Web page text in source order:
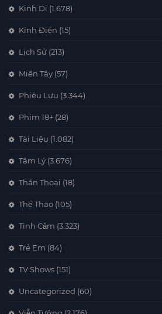
Kinh Dị (1.678)
Kinh Điển (15)
Lịch Sử (213)
Miền Tây (57)
Phiêu Lưu (3.344)
Phim 18+ (28)
Tài Liệu (1.082)
Tâm Lý (3.676)
Thần Thoại (18)
Thể Thao (105)
Tình Cảm (3.323)
Trẻ Em (84)
TV Shows (151)
Uncategorized (60)